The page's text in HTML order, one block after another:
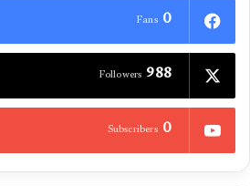
0
Fans
988
Followers
0
Subscribers